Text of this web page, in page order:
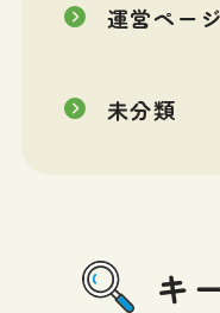
運営ページ
未分類
キ